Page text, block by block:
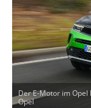
Der E-Motor im Opel
Opel